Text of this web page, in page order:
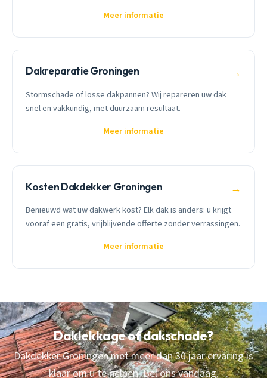
Meer informatie
Dakreparatie Groningen →
Stormschade of losse dakpannen? Wij repareren uw dak
snel en vakkundig, met duurzaam resultaat.
Meer informatie
Kosten Dakdekker Groningen →
Benieuwd wat uw dakwerk kost? Elk dak is anders: u krijgt
vooraf een gratis, vrijblijvende offerte zonder verrassingen.
Meer informatie
Daklekkage of dakschade?
Dakdekker Groningen met meer dan 30 jaar ervaring is
klaar om u te helpen. Bel ons vandaag.